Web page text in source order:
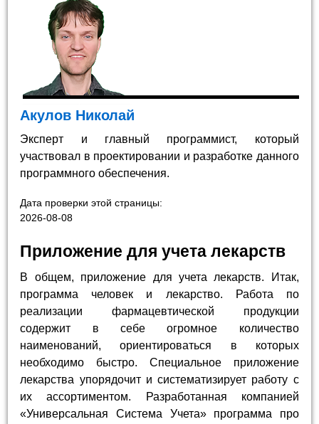
Акулов Николай
Эксперт и главный программист, который
участвовал в проектировании и разработке данного
программного обеспечения.
Дата проверки этой страницы:
2026-08-08
Приложение для учета лекарств
В общем, приложение для учета лекарств. Итак,
программа человек и лекарство. Работа по
реализации фармацевтической продукции
содержит в себе огромное количество
наименований, ориентироваться в которых
необходимо быстро. Специальное приложение
лекарства упорядочит и систематизирует работу с
их ассортиментом. Разработанная компанией
«Универсальная Система Учета» программа про